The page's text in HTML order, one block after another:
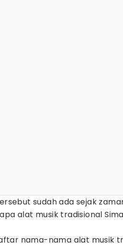
sudah ada sejak
alat musik tradisional
nama-nama alat musik